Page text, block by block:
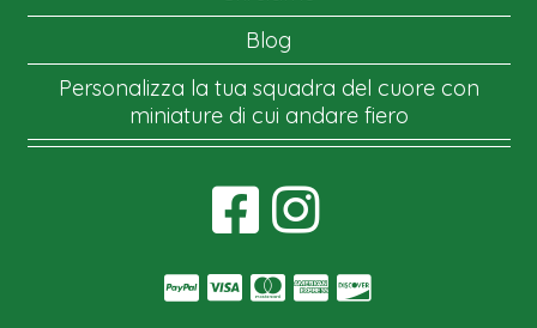
Blog
Personalizza la tua squadra del cuore con
miniature di cui andare fiero